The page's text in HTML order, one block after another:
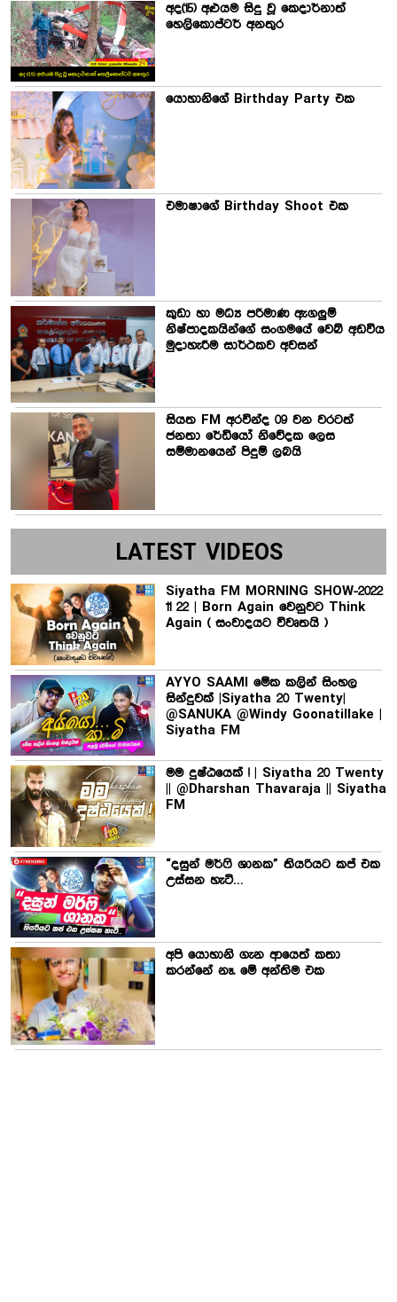
අද(15) අළුයම සිදු වූ කෙදාර්නාත්
හෙලිකොප්ටර් අනතුර
යොහානිගේ Birthday Party එක
එමාෂාගේ Birthday Shoot එක
කුඩා හා මධ්‍ය පරිමාණ ඇගලුම්
නිෂ්පාදකයින්ගේ සංගමයේ වෙබ් අඩවිය
මුදාහැරීම සාර්ථකව අවසන්
සියත FM අරවින්ද 09 වන වරටත්
ජනතා රේඩියෝ නිවේදක ලෙස
සම්මානයෙන් පිදුම් ලබයි
LATEST VIDEOS
Siyatha FM MORNING SHOW-2022
11 22 | Born Again වෙනුවට Think
Again ( සංවාදයට විවෘතයි )
AYYO SAAMI මේක කලින් සිංහල
සින්දුවක් |Siyatha 20 Twenty|
@SANUKA @Windy Goonatillake |
Siyatha FM
මම දුෂ්ඨයෙක් ! | Siyatha 20 Twenty
|| @Dharshan Thavaraja || Siyatha
FM
“දසුන් මර්ෆි ශානක” තියරියට කප් එක
උස්සන හැටි…
අපි යොහානි ගැන ආයෙත් කතා
කරන්නේ නෑ. මේ අන්තිම එක